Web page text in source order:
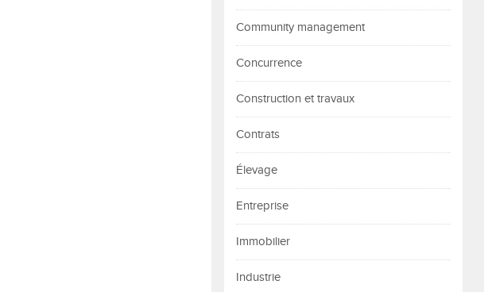
Community management
Concurrence
Construction et travaux
Contrats
Élevage
Entreprise
Immobilier
Industrie